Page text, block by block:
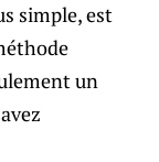
simple, est
un